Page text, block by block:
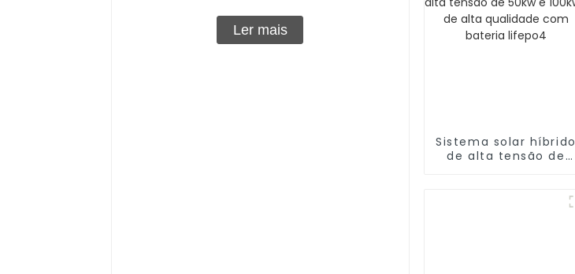
Ler mais
Sistema solar híbrido
de alta tensão de